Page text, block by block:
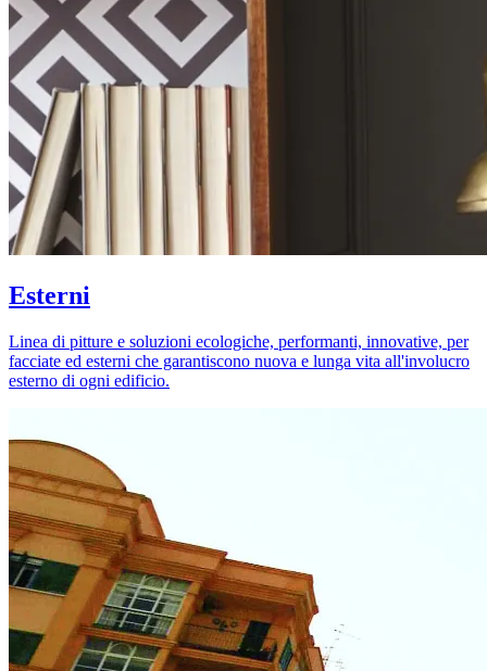
Esterni
Linea di pitture e soluzioni ecologiche, performanti, innovative, per
facciate ed esterni che garantiscono nuova e lunga vita all'involucro
esterno di ogni edificio.